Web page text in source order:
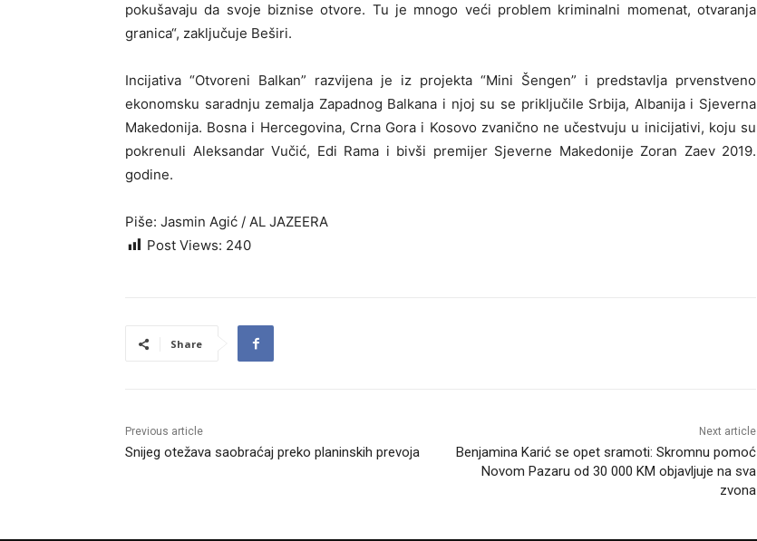
pokušavaju da svoje biznise otvore. Tu je mnogo veći problem kriminalni momenat, otvaranja
granica“, zaključuje Beširi.
Incijativa “Otvoreni Balkan” razvijena je iz projekta “Mini Šengen” i predstavlja prvenstveno
ekonomsku saradnju zemalja Zapadnog Balkana i njoj su se priključile Srbija, Albanija i Sjeverna
Makedonija. Bosna i Hercegovina, Crna Gora i Kosovo zvanično ne učestvuju u inicijativi, koju su
pokrenuli Aleksandar Vučić, Edi Rama i bivši premijer Sjeverne Makedonije Zoran Zaev 2019.
godine.
Piše: Jasmin Agić / AL JAZEERA
Post Views: 240
Share
Previous article
Snijeg otežava saobraćaj preko planinskih prevoja
Next article
Benjamina Karić se opet sramoti: Skromnu pomoć
Novom Pazaru od 30 000 KM objavljuje na sva
zvona